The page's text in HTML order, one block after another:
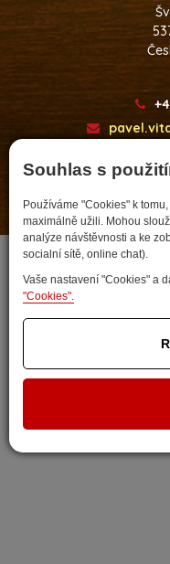
Souhlas s
Používáme "Cookies" k
maximálně užili. Mohou
analýze návštěvnosti a ke
socialní sítě, online chat).
Vaše nastavení "Cookies" a
"Cookies".